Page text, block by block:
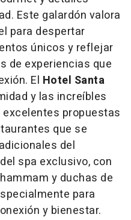
Este galardón valora
para despertar
únicos y reflejar
de experiencias que
El Hotel Santa
y las increíbles
propuestas
que se
del
spa exclusivo, con
y duchas de
para
y bienestar.